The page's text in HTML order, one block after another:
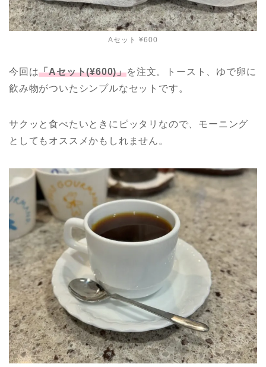
Aセット ¥600
今回は「Aセット(¥600)」を注文。
トースト、ゆで卵に
飲み物がついたシンプルなセットです。
サクッと食べたいときにピッタリなので、モーニング
としてもオススメかもしれません。